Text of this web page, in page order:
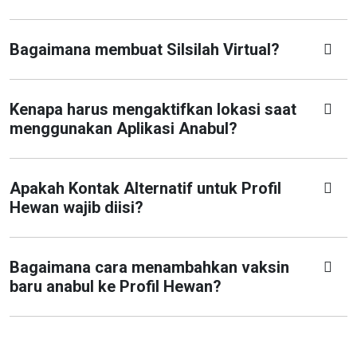
Bagaimana membuat Silsilah Virtual?
Kenapa harus mengaktifkan lokasi saat
menggunakan Aplikasi Anabul?
Apakah Kontak Alternatif untuk Profil
Hewan wajib diisi?
Bagaimana cara menambahkan vaksin
baru anabul ke Profil Hewan?